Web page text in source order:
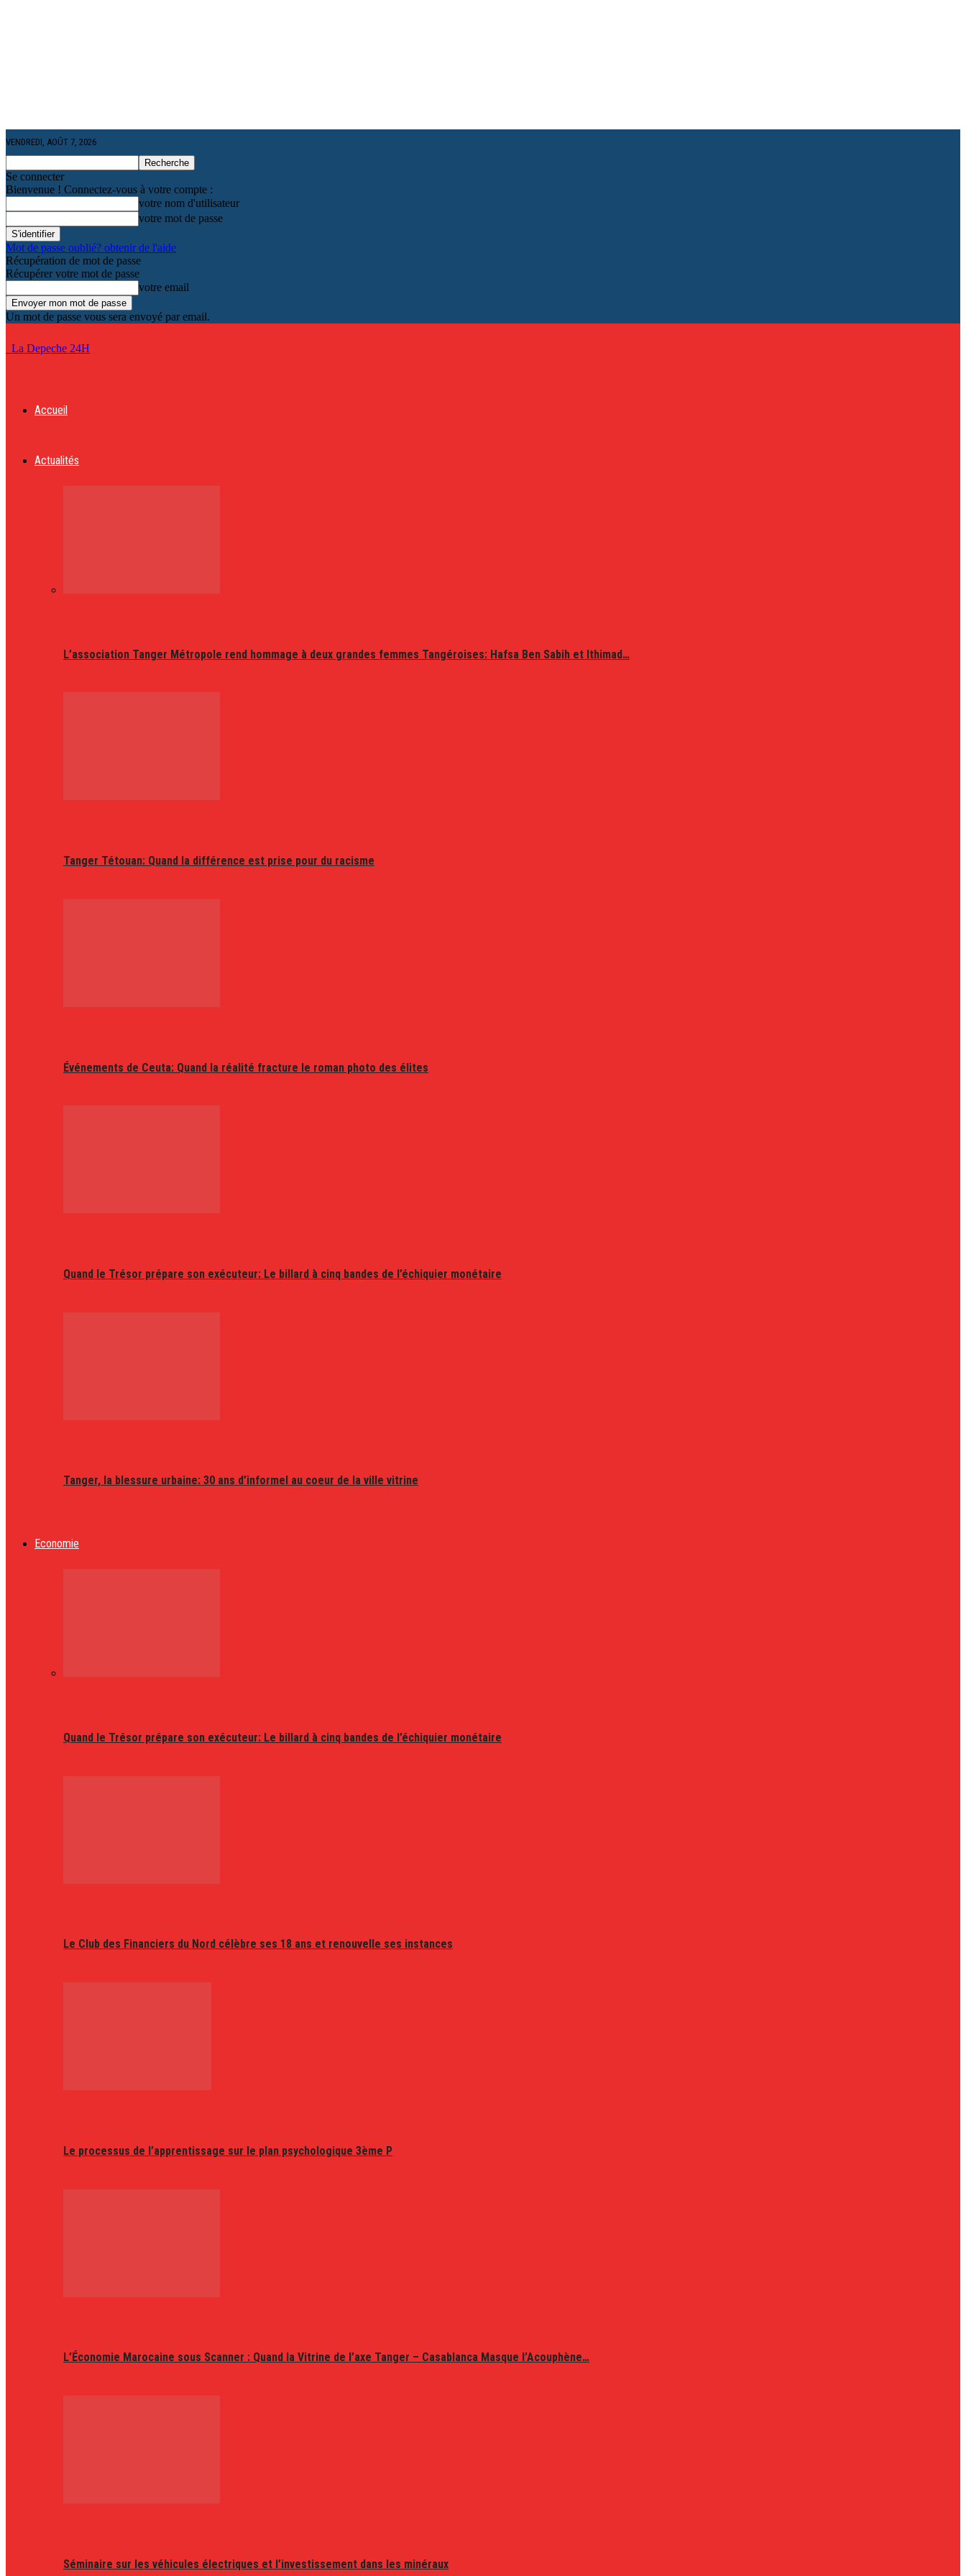
VENDREDI, AOÛT 7, 2026
Se connecter
Bienvenue ! Connectez-vous à votre compte :
votre nom d'utilisateur
votre mot de passe
Mot de passe oublié? obtenir de l'aide
Récupération de mot de passe
Récupérer votre mot de passe
votre email
Un mot de passe vous sera envoyé par email.
La Depeche 24H
Accueil
Actualités
L’association Tanger Métropole rend hommage à deux grandes femmes Tangéroises: Hafsa Ben Sabih et Ithimad…
Tanger Tétouan: Quand la différence est prise pour du racisme
Événements de Ceuta: Quand la réalité fracture le roman photo des élites
Quand le Trésor prépare son exécuteur: Le billard à cinq bandes de l’échiquier monétaire
Tanger, la blessure urbaine: 30 ans d’informel au coeur de la ville vitrine
Economie
Quand le Trésor prépare son exécuteur: Le billard à cinq bandes de l’échiquier monétaire
Le Club des Financiers du Nord célèbre ses 18 ans et renouvelle ses instances
Le processus de l’apprentissage sur le plan psychologique 3ème P
L’Économie Marocaine sous Scanner : Quand la Vitrine de l’axe Tanger – Casablanca Masque l’Acouphène…
Séminaire sur les véhicules électriques et l’investissement dans les minéraux